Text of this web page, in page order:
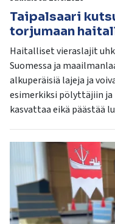
Taipalsaari
torjumaan
Haitalliset vieraslajit
Suomessa ja
alkuperäisiä lajeja ja
esimerkiksi pölyttäjiin
kasvattaa eikä päästää